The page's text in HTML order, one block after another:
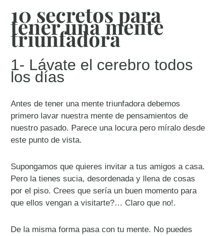
10 secretos para
tener una mente
triunfadora
1- Lávate el cerebro todos
los días
Antes de tener una mente triunfadora debemos
primero lavar nuestra mente de pensamientos de
nuestro pasado. Parece una locura pero míralo desde
este punto de vista.
Supongamos que quieres invitar a tus amigos a casa.
Pero la tienes sucia, desordenada y llena de cosas
por el piso. Crees que sería un buen momento para
que ellos vengan a visitarte?… Claro que no!.
De la misma forma pasa con tu mente. No puedes